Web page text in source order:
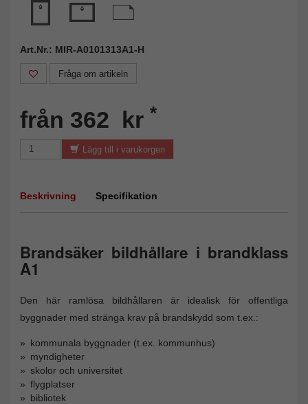
Art.Nr.: MIR-A0101313A1-H
Fråga om artikeln
från 362 kr *
Lägg till i varukorgen
Beskrivning Specifikation
Brandsäker bildhållare i brandklass
A1
Den här ramlösa bildhållaren är idealisk för offentliga
byggnader med stränga krav på brandskydd som t.ex.:
kommunala byggnader (t.ex. kommunhus)
myndigheter
skolor och universitet
flygplatser
bibliotek